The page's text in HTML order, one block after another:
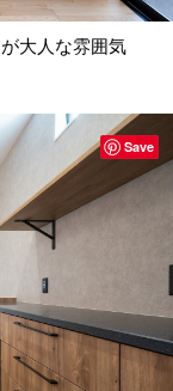
大人な雰囲気
Save